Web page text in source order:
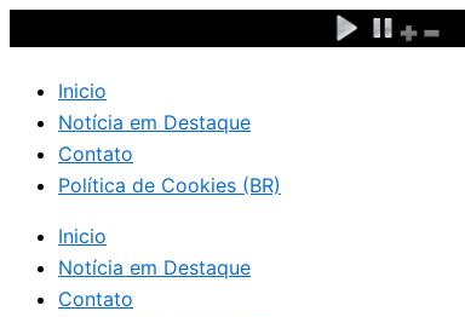
Ir
para
conteúdo
Inicio
Notícia em Destaque
Contato
Política de Cookies (BR)
Inicio
Notícia em Destaque
Contato